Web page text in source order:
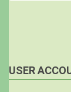
USER